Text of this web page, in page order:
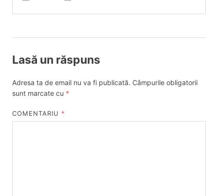
Lasă un răspuns
Adresa ta de email nu va fi publicată. Câmpurile obligatorii
sunt marcate cu *
COMENTARIU *